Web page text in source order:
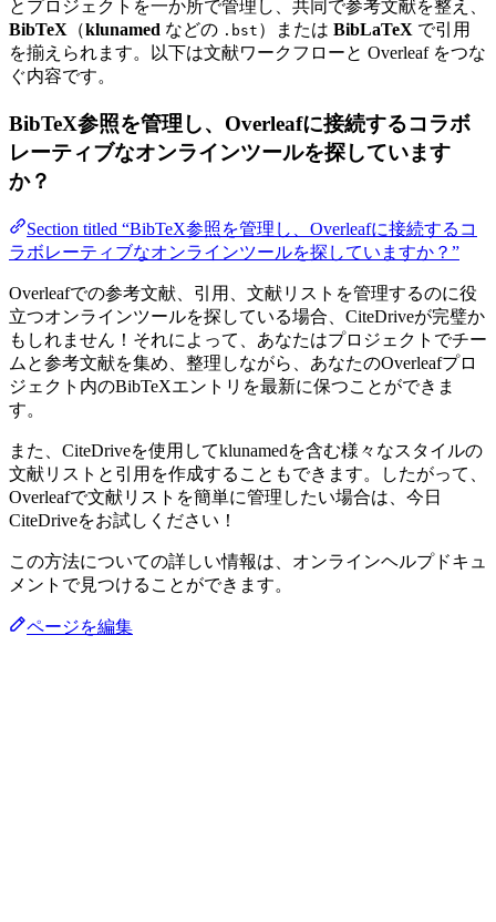
とプロジェクトを一か所で管理し、共同で参考文献を整え、
BibTeX （klunamed などの .bst ）または BibLaTeX で引用
を揃えられます。以下は文献ワークフローと Overleaf をつな
ぐ内容です。
BibTeX参照を管理し、Overleafに接続するコラボ
レーティブなオンラインツールを探しています
か？
Section titled “BibTeX参照を管理し、Overleafに接続するコ
ラボレーティブなオンラインツールを探していますか？”
Overleafでの参考文献、引用、文献リストを管理するのに役
立つオンラインツールを探している場合、CiteDriveが完璧か
もしれません！それによって、あなたはプロジェクトでチー
ムと参考文献を集め、整理しながら、あなたのOverleafプロ
ジェクト内のBibTeXエントリを最新に保つことができま
す。
また、CiteDriveを使用してklunamedを含む様々なスタイルの
文献リストと引用を作成することもできます。したがって、
Overleafで文献リストを簡単に管理したい場合は、今日
CiteDriveをお試しください！
この方法についての詳しい情報は、オンラインヘルプドキュ
メントで見つけることができます。
ページを編集